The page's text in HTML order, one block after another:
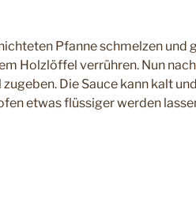
Pfanne schmelzen
Holzlöffel verrühren. Nun
zugeben. Die Sauce kann kalt
etwas flüssiger werden